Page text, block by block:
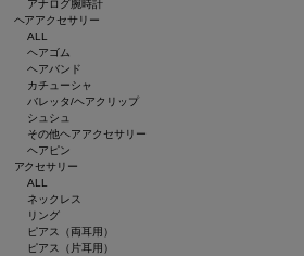
アナログ腕時計
ヘアアクセサリー
ALL
ヘアゴム
ヘアバンド
カチューシャ
バレッタ/ヘアクリップ
シュシュ
その他ヘアアクセサリー
ヘアピン
アクセサリー
ALL
ネックレス
リング
ピアス（両耳用）
ピアス（片耳用）